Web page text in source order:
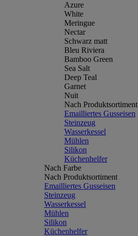
Azure
White
Meringue
Nectar
Schwarz matt
Bleu Riviera
Bamboo Green
Sea Salt
Deep Teal
Garnet
Nuit
Nach Produktsortiment
Emailliertes Gusseisen
Steinzeug
Wasserkessel
Mühlen
Silikon
Küchenhelfer
Nach Farbe
Nach Produktsortiment
Emailliertes Gusseisen
Steinzeug
Wasserkessel
Mühlen
Silikon
Küchenhelfer